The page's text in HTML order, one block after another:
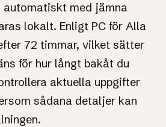
med jämna
lokalt. Enligt PC för Alla
72 timmar, vilket sätter
för hur långt bakåt du
aktuella uppgifter
sådana detaljer kan